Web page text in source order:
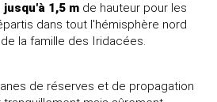
1,5 m de hauteur pour les
dans tout l'hémisphère nord
la famille des Iridacées.
de réserves et de propagation